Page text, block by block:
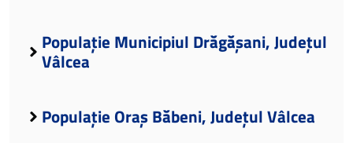
Populație Municipiul Drăgășani, Județul
Vâlcea
Populație Oraș Băbeni, Județul Vâlcea